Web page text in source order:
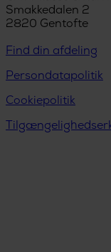
Smakkedalen 2
2820 Gentofte
Find din afdeling
Persondatapolitik
Cookiepolitik